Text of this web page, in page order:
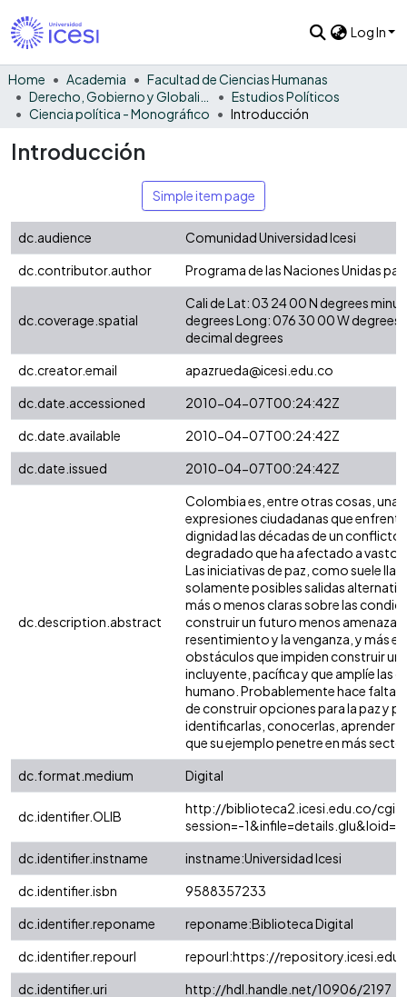
Log In
Home Academia
Facultad de Ciencias Humanas
Estudios Políticos
Ciencia política - Monográfico
Introducción
Introducción
Simple item page
dc.audience
Comunidad Universidad Icesi
dc.contributor.author
Programa de las Naciones Unidas
dc.coverage.spatial
Cali de Lat: 03 24 00 N degrees
degrees Long: 076 30 00 W
decimal degrees
dc.creator.email
apazrueda@icesi.edu.co
dc.date.accessioned
2010-04-07T00:24:42Z
dc.date.available
2010-04-07T00:24:42Z
dc.date.issued
2010-04-07T00:24:42Z
dc.description.abstract
Colombia es, entre otras cosas, una
expresiones ciudadanas que
dignidad las décadas de un
degradado que ha afectado a
Las iniciativas de paz, como suele
solamente posibles salidas
más o menos claras sobre las
construir un futuro menos
resentimiento y la venganza, y más
obstáculos que impiden construir
incluyente, pacífica y que amplíe las
humano. Probablemente hace falta
de construir opciones para la paz y
identificarlas, conocerlas, aprender
que su ejemplo penetre en más
dc.format.medium
Digital
dc.identifier.OLIB
http://biblioteca2.icesi.edu.co/cgi-
session=-
dc.identifier.instname
instname:Universidad Icesi
dc.identifier.isbn
9588357233
dc.identifier.reponame
reponame:Biblioteca Digital
dc.identifier.repourl
repourl:https://
dc.identifier.uri
http://hdl.handle.net/10906/2197